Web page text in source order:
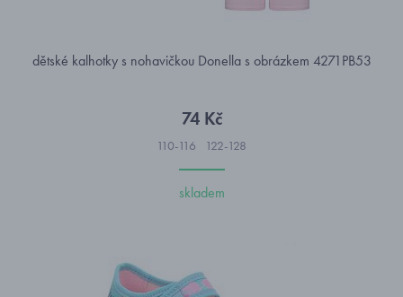
dětské kalhotky s nohavičkou Donella s obrázkem 4271PB53
74 Kč
110-116 122-128
skladem